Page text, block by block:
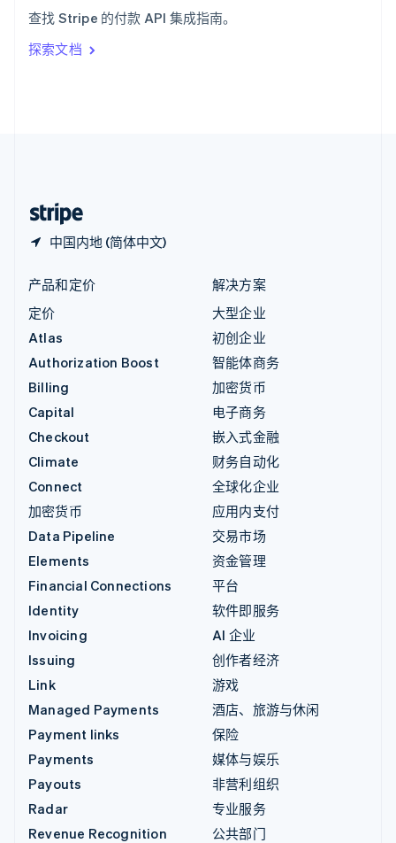
查找 Stripe 的付款 API 集成指南。
探索文档
中国内地 (简体中文)
ItalianoEnglish
印度
English
产品和定价
定价
Atlas
Authorization Boost
Billing
Capital
Checkout
Climate
Connect
加密货币
Data Pipeline
Elements
Financial Connections
Identity
Invoicing
Issuing
Link
Managed Payments
Payment links
Payments
Payouts
Radar
Revenue Recognition
解决方案
大型企业
初创企业
智能体商务
加密货币
电子商务
嵌入式金融
财务自动化
全球化企业
应用内支付
交易市场
资金管理
平台
软件即服务
AI 企业
创作者经济
游戏
酒店、旅游与休闲
保险
媒体与娱乐
非营利组织
专业服务
公共部门